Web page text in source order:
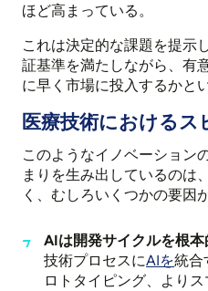
ほど高まっている。
これは決定的な課題を提示
証基準を満たしながら、有
に早く市場に投入するかと
医療技術におけるス
このようなイノベーション
まりを生み出しているのは
く、むしろいくつかの要因
AIは開発サイクルを根本
技術プロセスにAIを統合
ロトタイピング、より